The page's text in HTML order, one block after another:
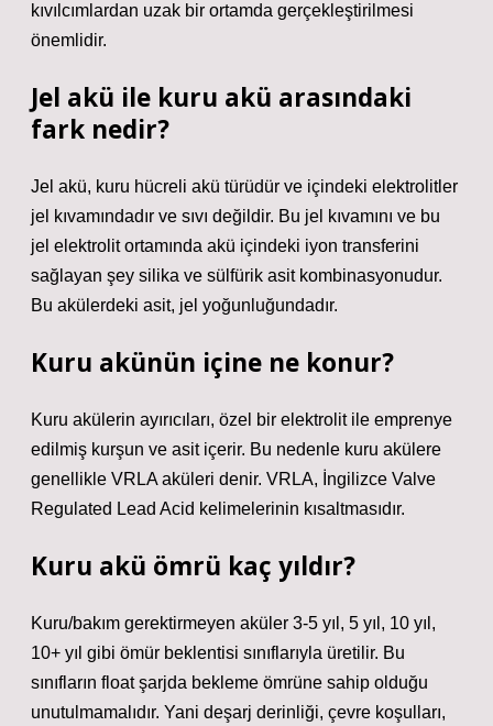
kıvılcımlardan uzak bir ortamda gerçekleştirilmesi
önemlidir.
Jel akü ile kuru akü arasındaki
fark nedir?
Jel akü, kuru hücreli akü türüdür ve içindeki elektrolitler
jel kıvamındadır ve sıvı değildir. Bu jel kıvamını ve bu
jel elektrolit ortamında akü içindeki iyon transferini
sağlayan şey silika ve sülfürik asit kombinasyonudur.
Bu akülerdeki asit, jel yoğunluğundadır.
Kuru akünün içine ne konur?
Kuru akülerin ayırıcıları, özel bir elektrolit ile emprenye
edilmiş kurşun ve asit içerir. Bu nedenle kuru akülere
genellikle VRLA aküleri denir. VRLA, İngilizce Valve
Regulated Lead Acid kelimelerinin kısaltmasıdır.
Kuru akü ömrü kaç yıldır?
Kuru/bakım gerektirmeyen aküler 3-5 yıl, 5 yıl, 10 yıl,
10+ yıl gibi ömür beklentisi sınıflarıyla üretilir. Bu
sınıfların float şarjda bekleme ömrüne sahip olduğu
unutulmamalıdır. Yani deşarj derinliği, çevre koşulları,